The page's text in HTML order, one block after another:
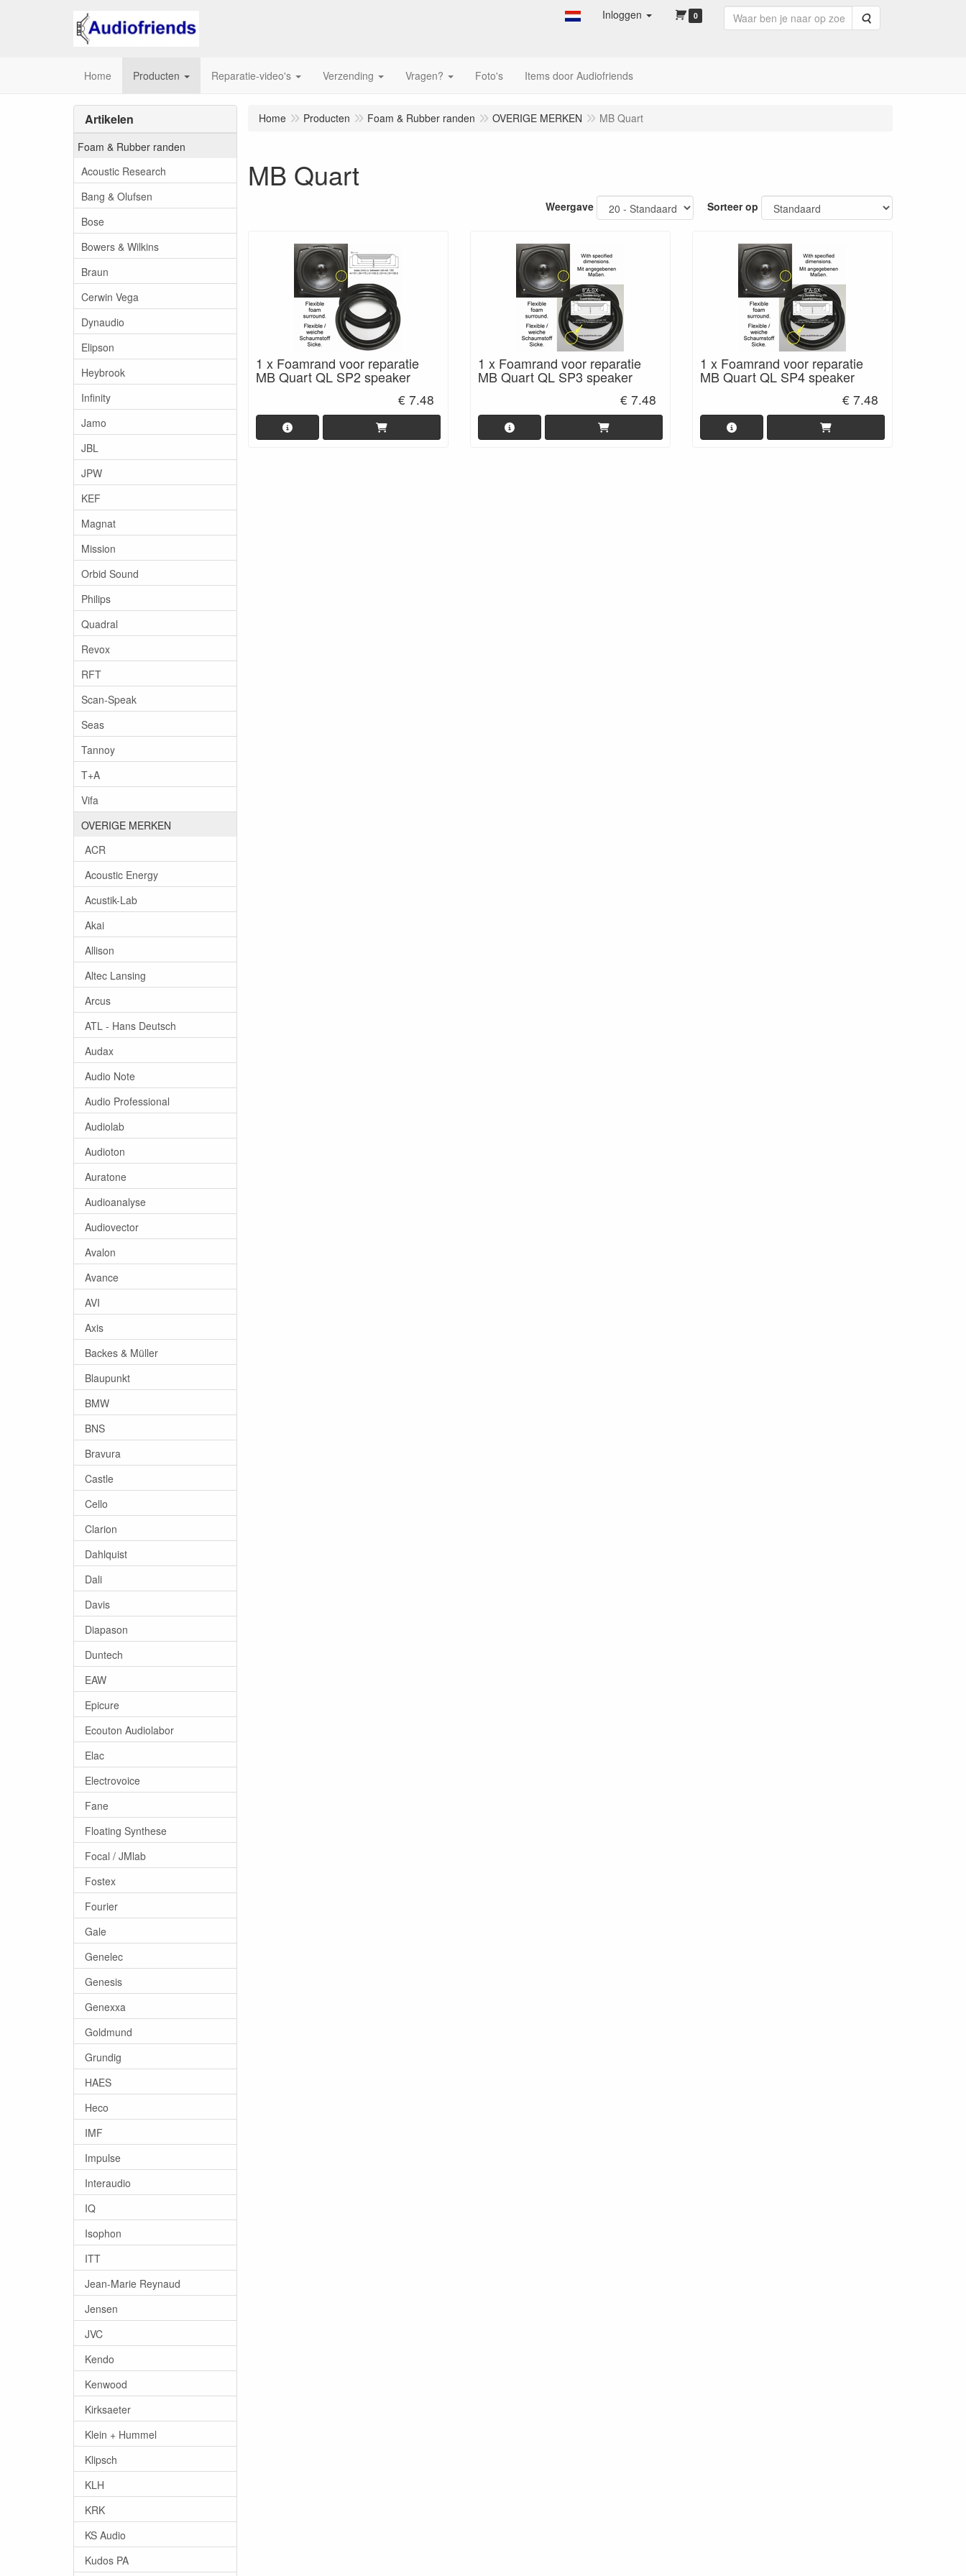
Inloggen 0 Zoeken
Home Producten Reparatie-video's Verzending Vragen? Foto's Items door Audiofriends
Artikelen
Foam & Rubber randen
Acoustic Research
Bang & Olufsen
Bose
Bowers & Wilkins
Braun
Cerwin Vega
Dynaudio
Elipson
Heybrook
Infinity
Jamo
JBL
JPW
KEF
Magnat
Mission
Orbid Sound
Philips
Quadral
Revox
RFT
Scan-Speak
Seas
Tannoy
T+A
Vifa
OVERIGE MERKEN
ACR
Acoustic Energy
Acustik-Lab
Akai
Allison
Altec Lansing
Arcus
ATL - Hans Deutsch
Audax
Audio Note
Audio Professional
Audiolab
Audioton
Auratone
Audioanalyse
Audiovector
Avalon
Avance
AVI
Axis
Backes & Müller
Blaupunkt
BMW
BNS
Bravura
Castle
Cello
Clarion
Dahlquist
Dali
Davis
Diapason
Duntech
EAW
Epicure
Ecouton Audiolabor
Elac
Electrovoice
Fane
Floating Synthese
Focal / JMlab
Fostex
Fourier
Gale
Genelec
Genesis
Genexxa
Goldmund
Grundig
HAES
Heco
IMF
Impulse
Interaudio
IQ
Isophon
ITT
Jean-Marie Reynaud
Jensen
JVC
Kendo
Kenwood
Kirksaeter
Klein + Hummel
Klipsch
KLH
KRK
KS Audio
Kudos PA
Home Producten Foam & Rubber randen OVERIGE MERKEN MB Quart
MB Quart
Weergave Sorteer op
1 x Foamrand voor reparatie
MB Quart QL SP2 speaker
€ 7.48
1 x Foamrand voor reparatie
MB Quart QL SP3 speaker
€ 7.48
1 x Foamrand voor reparatie
MB Quart QL SP4 speaker
€ 7.48